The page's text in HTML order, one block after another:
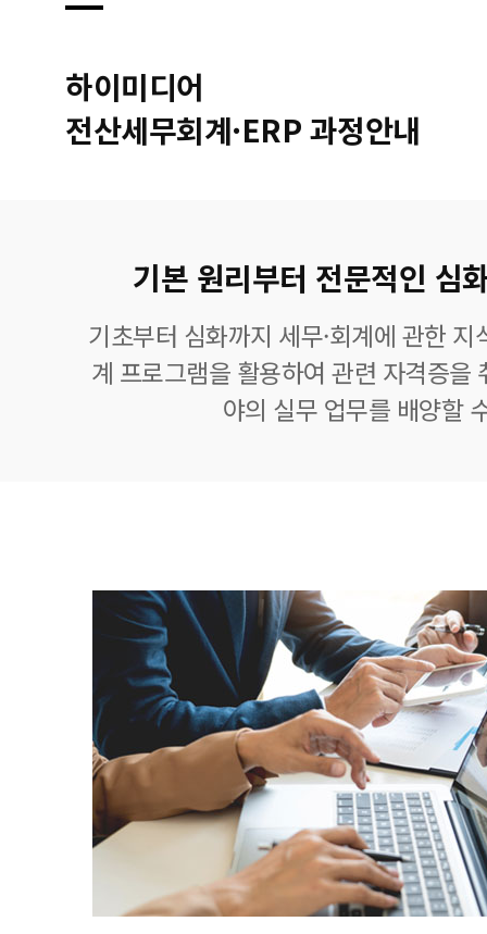
하이미디어
전산세무회계·ERP 과정안내
기본 원리부터 전문적인 심
기초부터 심화까지 세무·회계에 관한
계 프로그램을 활용하여 관련 자격증을
야의 실무 업무를 배양할